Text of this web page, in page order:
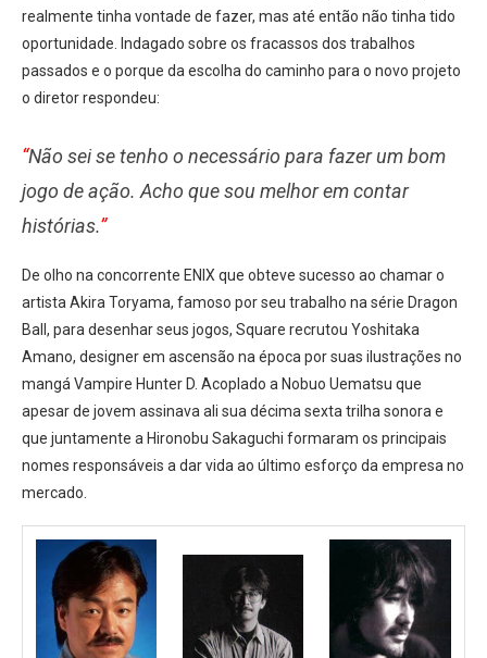
realmente tinha vontade de fazer, mas até então não tinha tido
oportunidade. Indagado sobre os fracassos dos trabalhos
passados e o porque da escolha do caminho para o novo projeto
o diretor respondeu:
“Não sei se tenho o necessário para fazer um bom
jogo de ação. Acho que sou melhor em contar
histórias.”
De olho na concorrente ENIX que obteve sucesso ao chamar o
artista Akira Toryama, famoso por seu trabalho na série Dragon
Ball, para desenhar seus jogos, Square recrutou Yoshitaka
Amano, designer em ascensão na época por suas ilustrações no
mangá Vampire Hunter D. Acoplado a Nobuo Uematsu que
apesar de jovem assinava ali sua décima sexta trilha sonora e
que juntamente a Hironobu Sakaguchi formaram os principais
nomes responsáveis a dar vida ao último esforço da empresa no
mercado.